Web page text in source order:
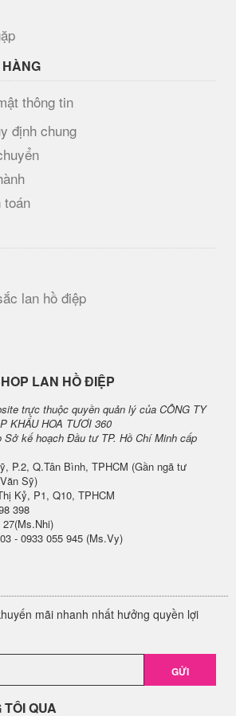
thông tin
định chung
toán
lan hồ điệp
LAN HỒ ĐIỆP
trực thuộc quyền quản lý của CÔNG TY
KHẨU HOA TƯƠI 360
Sở kế hoạch Đầu tư TP. Hồ Chí Minh cấp
P.2, Q.Tân Bình, TPHCM (Gần ngã tư
Sỹ)
Kỷ, P1, Q10, TPHCM
398
- 0933 055 945 (Ms.Vy)
mãi nhanh nhất hưởng quyền lợi
GỬI
QUA